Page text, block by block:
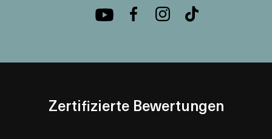
Zertifizierte Bewertungen